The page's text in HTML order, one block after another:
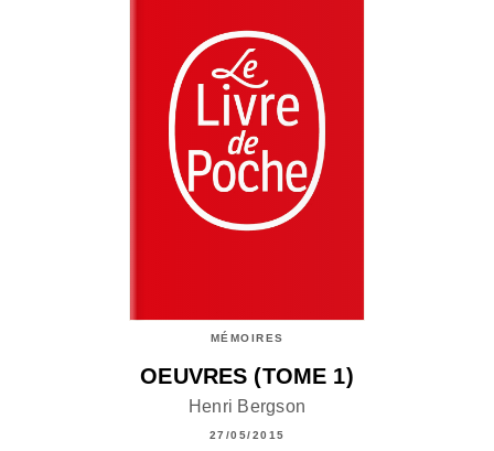
MÉMOIRES
OEUVRES (TOME 1)
Henri Bergson
27/05/2015